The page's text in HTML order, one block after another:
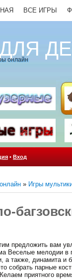
ВСЕ ИГРЫ
онлайн
• Вход
» Игры
предложить вам
Веселые мелодии в
а также, динамита
собрать парные
приятного